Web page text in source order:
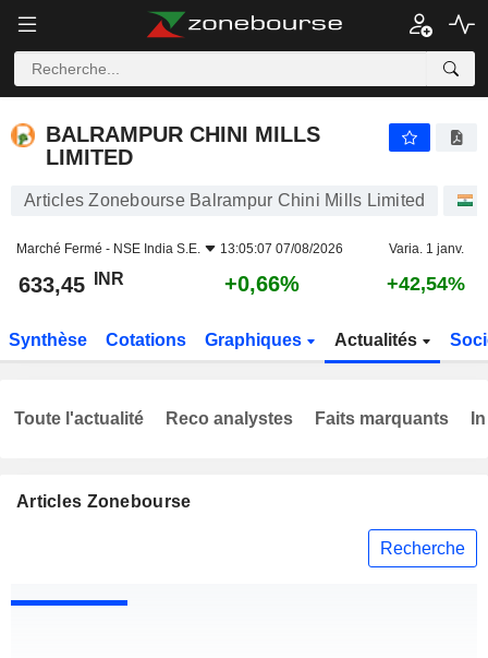
BALRAMPUR CHINI MILLS
LIMITED
Articles Zonebourse Balrampur Chini Mills Limited
Marché Fermé - NSE India S.E. 13:05:07 07/08/2026 Varia. 1 janv.
633,45 INR +0,66% +42,54%
Synthèse Cotations Graphiques Actualités
Articles Zonebourse
Recherche
Toute l'actualité Reco analystes Faits marquants